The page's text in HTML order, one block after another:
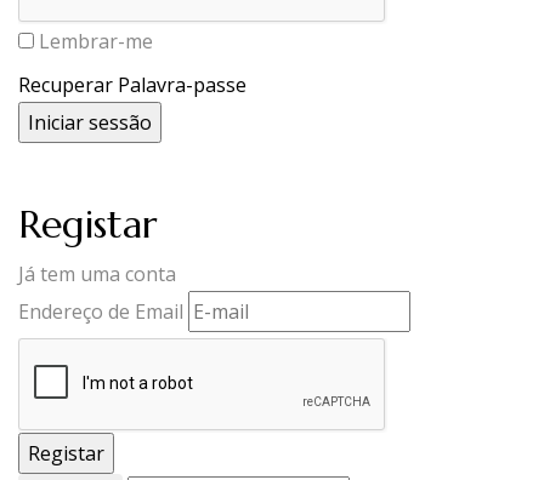
Lembrar-me
Recuperar Palavra-passe
Registar
Já tem uma conta
Endereço de Email